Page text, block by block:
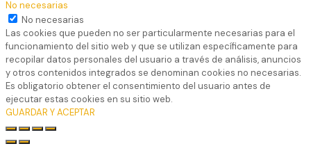
No necesarias
No necesarias
Las cookies que pueden no ser particularmente necesarias para el
funcionamiento del sitio web y que se utilizan específicamente para
recopilar datos personales del usuario a través de análisis, anuncios
y otros contenidos integrados se denominan cookies no necesarias.
Es obligatorio obtener el consentimiento del usuario antes de
ejecutar estas cookies en su sitio web.
GUARDAR Y ACEPTAR